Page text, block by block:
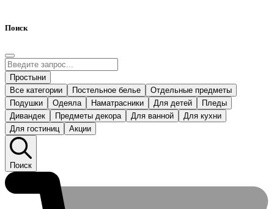
Поиск
Простыни
Все категории
Постельное белье
Отдельные предметы
Подушки
Одеяла Наматрасники Для детей
Пледы
Дивандек
Предметы декора Для ванной
Для кухни
Для гостиниц
Акции
Поиск